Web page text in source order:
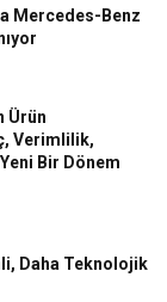
Mercedes-Benz
Ürün
Verimlilik,
Bir Dönem
Daha Teknolojik